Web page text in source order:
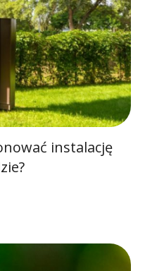
instalację